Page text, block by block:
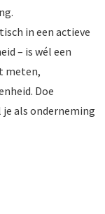
in een actieve
– is wél een
meten,
Doe
als onderneming